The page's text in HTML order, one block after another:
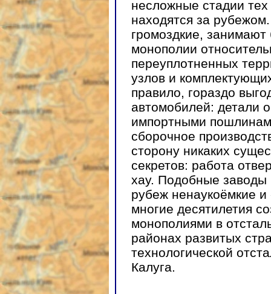
несложные стадии
находятся за
громоздкие,
монополии
переуплотненных
узлов и
правило, гораздо
автомобилей: детали
импортными
сборочное
сторону никаких
секретов: работа
хау. Подобные
рубеж ненаукоёмкие
многие десятилетия
монополиями в
районах развитых
технологической
Калуга.